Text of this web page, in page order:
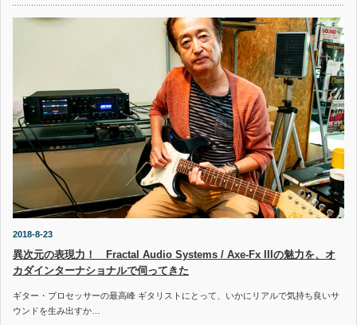
2018-8-23
異次元の表現力！ Fractal Audio Systems / Axe-Fx IIIの魅力を、オ
カダインターナショナルで伺ってきた
ギター・プロセッサーの最高峰 ギタリストにとって、いかにリアルで気持ち良いサ
ウンドを生み出すか…